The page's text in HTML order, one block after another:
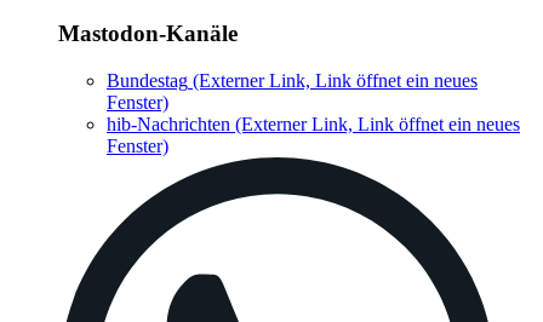
Mastodon-Kanäle
Bundestag (Externer Link, Link öffnet ein neues
Fenster)
hib-Nachrichten (Externer Link, Link öffnet ein neues
Fenster)